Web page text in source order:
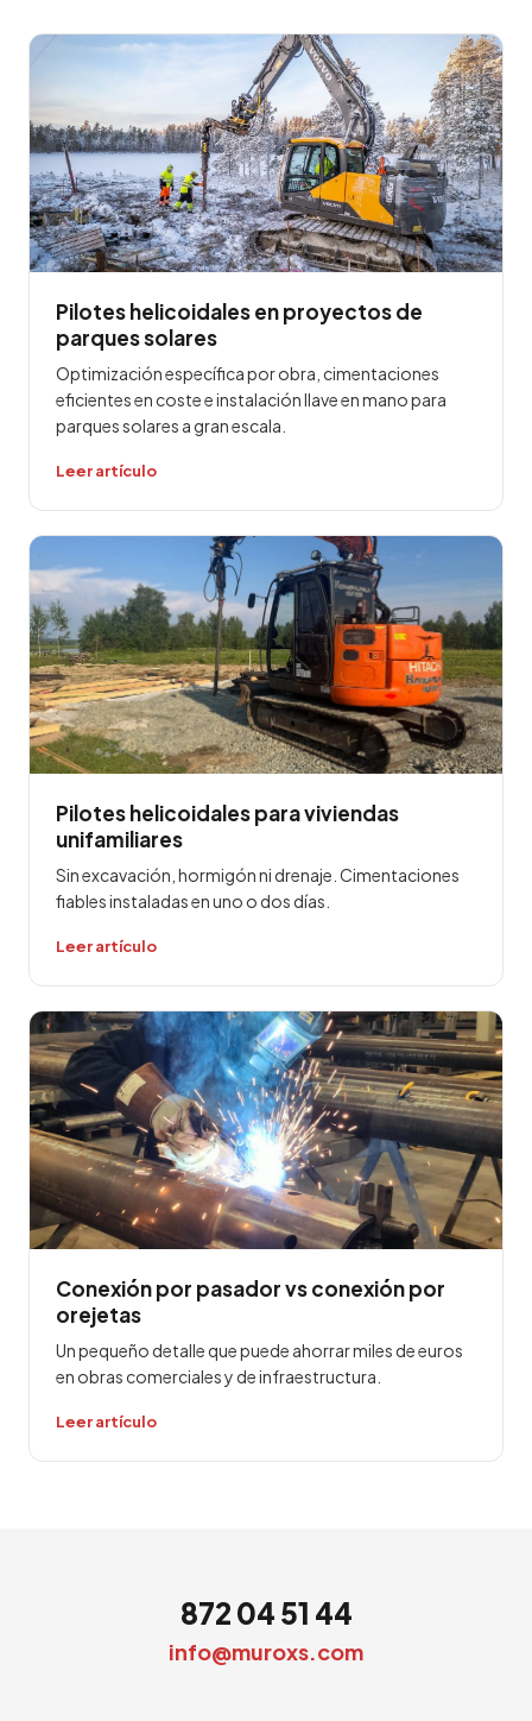
Pilotes helicoidales en proyectos de
parques solares
Optimización específica por obra, cimentaciones
eficientes en coste e instalación llave en mano para
parques solares a gran escala.
Leer artículo
Pilotes helicoidales para viviendas
unifamiliares
Sin excavación, hormigón ni drenaje. Cimentaciones
fiables instaladas en uno o dos días.
Leer artículo
Conexión por pasador vs conexión por
orejetas
Un pequeño detalle que puede ahorrar miles de euros
en obras comerciales y de infraestructura.
Leer artículo
872 04 51 44
info@muroxs.com